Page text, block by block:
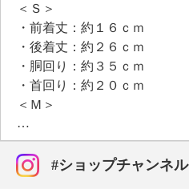
＜Ｓ＞
・前着丈：約１６ｃｍ
・後着丈：約２６ｃｍ
・胴回り：約３５ｃｍ
・首回り：約２０ｃｍ
＜Ｍ＞
・前着丈：約２０ｃｍ
・後着丈：約３０ｃｍ
・胴回り：約４０ｃｍ
・首回り：約２６ｃｍ
#ショップチャンネル